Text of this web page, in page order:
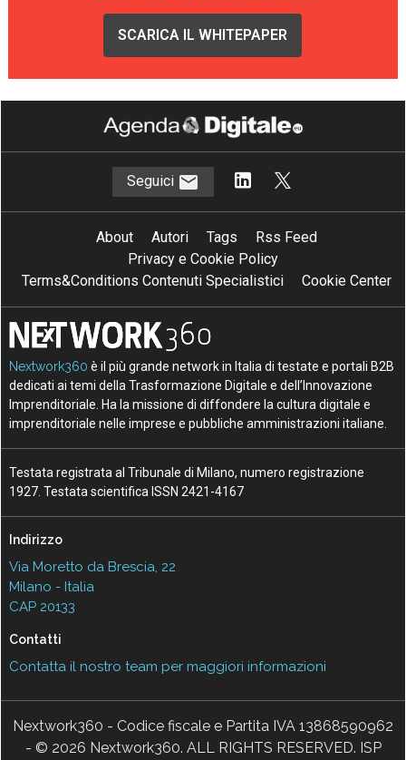
SCARICA IL WHITEPAPER
Seguici
About Autori Tags
Rss Feed
Privacy e Cookie Policy
Terms&Conditions Contenuti Specialistici
Cookie Center
Nextwork360 è il più grande network in Italia di testate e portali B2B
dedicati ai temi della Trasformazione Digitale e dell’Innovazione
Imprenditoriale. Ha la missione di diffondere la cultura digitale e
imprenditoriale nelle imprese e pubbliche amministrazioni italiane.
Testata registrata al Tribunale di Milano, numero registrazione
1927. Testata scientifica ISSN 2421-4167
Indirizzo
Via Moretto da Brescia, 22
Milano - Italia
CAP 20133
Contatti
Contatta il nostro team per maggiori informazioni
Nextwork360 - Codice fiscale e Partita IVA 13868590962
- © 2026 Nextwork360. ALL RIGHTS RESERVED. ISP